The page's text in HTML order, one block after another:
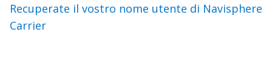
Recuperate il vostro nome utente di Navisphere
Carrier